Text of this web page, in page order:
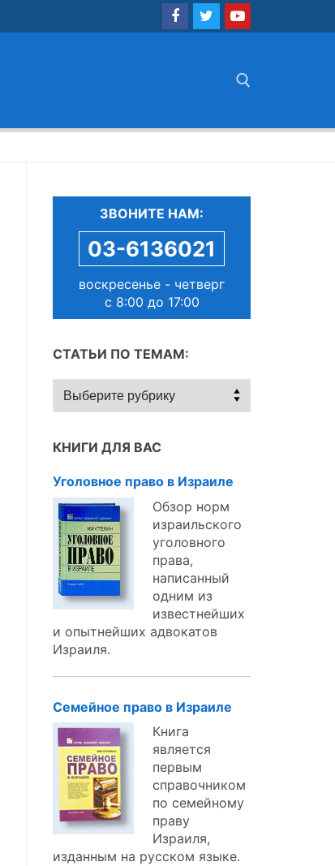
ЗВОНИТЕ НАМ:
03-6136021
воскресенье - четверг
с 8:00 до 17:00
СТАТЬИ ПО ТЕМАМ:
Статьи
по
КНИГИ ДЛЯ ВАС
Уголовное право в Израиле
Обзор норм
израильского
уголовного
права,
написанный
одним из
известнейших
и опытнейших адвокатов
Израиля.
Семейное право в Израиле
Книга
является
первым
справочником
по семейному
праву
Израиля,
изданным на русском языке.